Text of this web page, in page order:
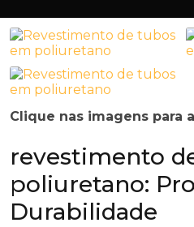
Clique nas imagens para
revestimento
poliuretano:
Durabilidade